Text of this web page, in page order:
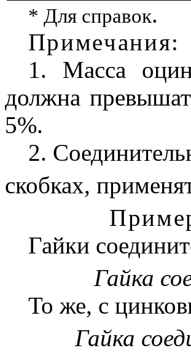
* Для справок.
Примечания:
1. Масса
должна
5%.
2.
скобках,
Гайки
Гайка
То же, с
Гайка